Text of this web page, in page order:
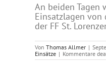
An beiden Tagen
Einsatzlagen von
der FF St.
Von Thomas Allmer |
Einsätze | Kommentare